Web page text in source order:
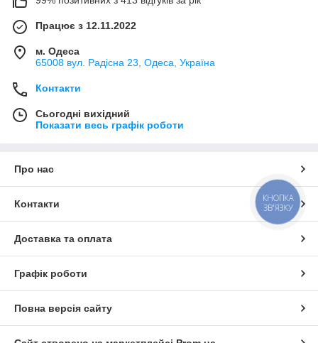
Працює з 12.11.2022
м. Одеса
65008 вул. Радісна 23, Одеса, Україна
Контакти
Сьогодні вихідний
Показати весь графік роботи
Про нас
Контакти
Доставка та оплата
Графік роботи
Повна версія сайту
КНОПКА
ЗВ'ЯЗКУ